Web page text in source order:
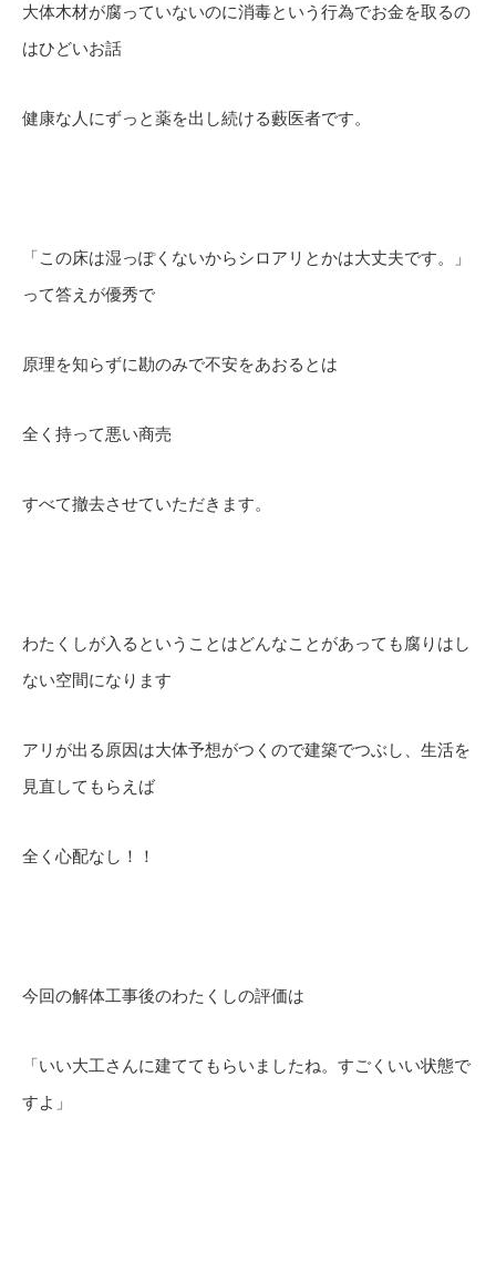
大体木材が腐っていないのに消毒という行為でお金を取るの
はひどいお話
健康な人にずっと薬を出し続ける藪医者です。
「この床は湿っぽくないからシロアリとかは大丈夫です。」
って答えが優秀で
原理を知らずに勘のみで不安をあおるとは
全く持って悪い商売
すべて撤去させていただきます。
わたくしが入るということはどんなことがあっても腐りはし
ない空間になります
アリが出る原因は大体予想がつくので建築でつぶし、生活を
見直してもらえば
全く心配なし！！
今回の解体工事後のわたくしの評価は
「いい大工さんに建ててもらいましたね。すごくいい状態で
すよ」